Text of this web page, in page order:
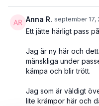
Anna R. september 17,
Ett jätte härligt pass
Jag är ny här och
mänskliga under
kämpa och blir trött.
Jag som är väldigt
lite krämpor här och